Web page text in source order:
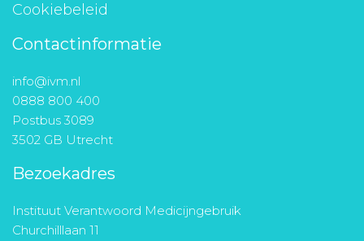
Cookiebeleid
Contactinformatie
info@ivm.nl
0888 800 400
Postbus 3089
3502 GB Utrecht
Bezoekadres
Instituut Verantwoord Medicijngebruik
Churchilllaan 11